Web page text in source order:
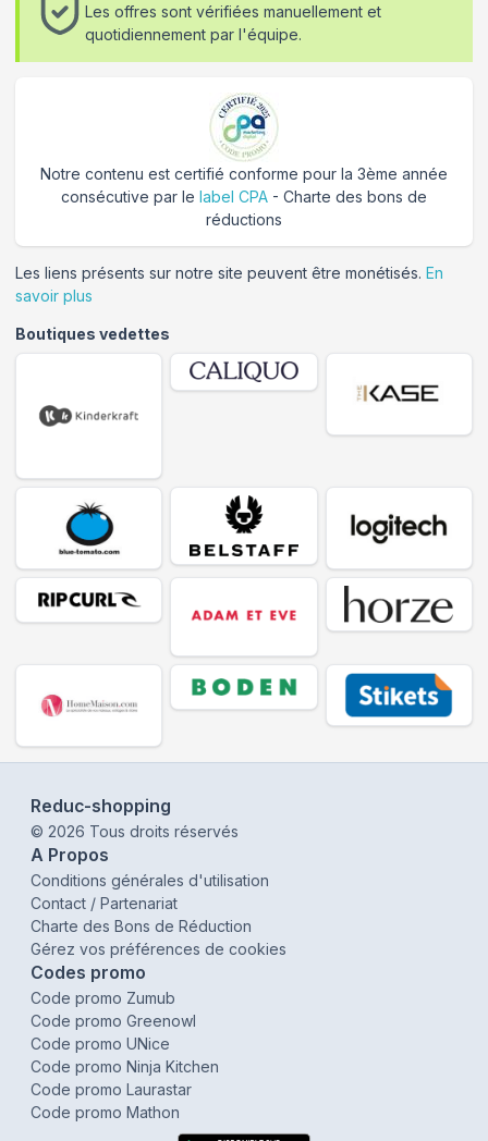
Les offres sont vérifiées manuellement et
quotidiennement par l'équipe.
Notre contenu est certifié conforme pour la 3ème année
consécutive par le label CPA - Charte des bons de
réductions
Les liens présents sur notre site peuvent être monétisés. En
savoir plus
Boutiques vedettes
Reduc-shopping
© 2026 Tous droits réservés
A Propos
Conditions générales d'utilisation
Contact / Partenariat
Charte des Bons de Réduction
Gérez vos préférences de cookies
Codes promo
Code promo Zumub
Code promo Greenowl
Code promo UNice
Code promo Ninja Kitchen
Code promo Laurastar
Code promo Mathon